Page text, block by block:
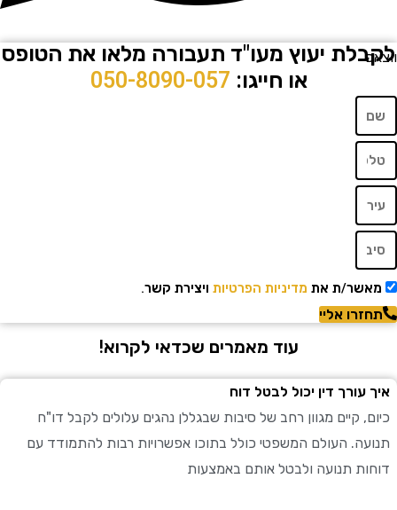
יעוץ מעו"ד תעבורה מלאו את הטופס
או חייגו:050-8090-057
ת אתמדיניות הפרטיותויצירת קשר.
אליי
עוד מאמרים שכדאי לקרוא!
דין יכול לבטל דוח
קיים מגוון רחב של סיבות שבגללן נהגים עלולים לקבל דו"ח
העולם המשפטי כולל בתוכו אפשרויות רבות להתמודד עם
תנועה ולבטל אותם באמצעות